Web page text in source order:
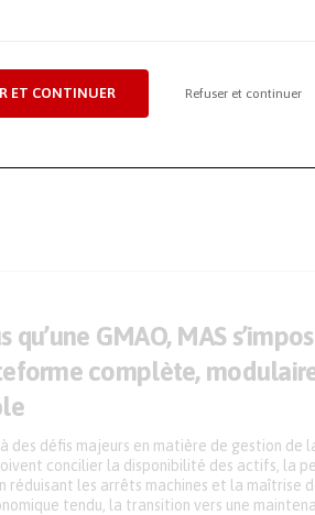
ET CONTINUER Refuser et continuer
Contrôle précis des
qu’une GMAO, MAS
complète,
des défis majeurs en matière de gestion de
concilier la disponibilité des actifs, la
réduisant les arrêts machines et la maîtrise
tendu, la transition vers une